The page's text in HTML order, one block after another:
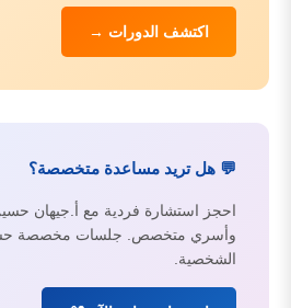
اكتشف الدورات →
💬 هل تريد مساعدة متخصصة؟
احجز استشارة فردية مع أ.جيهان
وأسري متخصص. جلسات مخصصة
الشخصية.